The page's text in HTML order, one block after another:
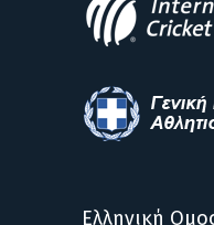
Ελληνική